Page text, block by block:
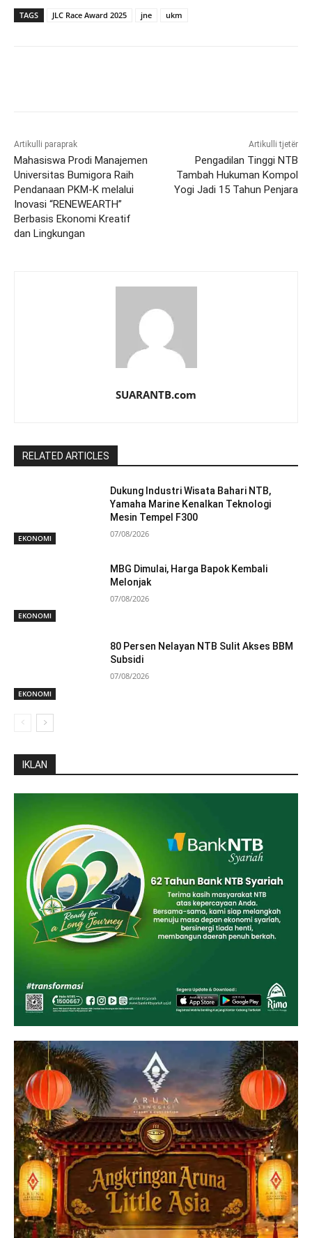
TAGS JLC Race Award 2025 jne ukm
Artikulli paraprak
Mahasiswa Prodi Manajemen
Universitas Bumigora Raih
Pendanaan PKM-K melalui
Inovasi “RENEWEARTH”
Berbasis Ekonomi Kreatif
dan Lingkungan
Artikulli tjetër
Pengadilan Tinggi NTB
Tambah Hukuman Kompol
Yogi Jadi 15 Tahun Penjara
SUARANTB.com
RELATED ARTICLES
EKONOMI
Dukung Industri Wisata Bahari NTB,
Yamaha Marine Kenalkan Teknologi
Mesin Tempel F300
07/08/2026
EKONOMI
MBG Dimulai, Harga Bapok Kembali
Melonjak
07/08/2026
EKONOMI
80 Persen Nelayan NTB Sulit Akses BBM
Subsidi
07/08/2026
IKLAN